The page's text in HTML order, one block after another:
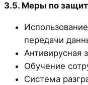
3.5. Меры по
передачи
Антивирусная
Обучение
Система